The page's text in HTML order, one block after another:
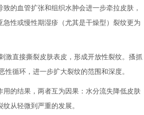
的血管扩张和组织水肿会进一步牵拉皮肤，
性或慢性期湿疹（尤其是干燥型）裂纹更为
激直接撕裂皮肤表皮，形成开放性裂纹。搔抓
循环，进一步扩大裂纹的范围和深度。
用的结果，两者互为因果：水分流失降低皮肤
从轻微到严重的发展。